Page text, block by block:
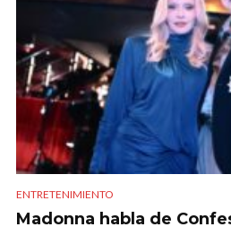
ENTRETENIMIENTO
Madonna habla de